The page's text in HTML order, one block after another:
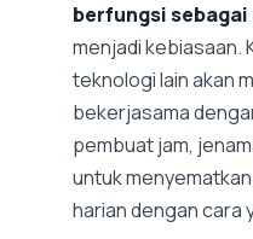
berfungsi
menjadi kebiasaan.
teknologi lain akan
bekerjasama
pembuat jam,
untuk
harian dengan cara